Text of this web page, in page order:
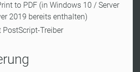
to PDF (in Windows 10 / Server
2019 bereits enthalten)
PostScript-Treiber